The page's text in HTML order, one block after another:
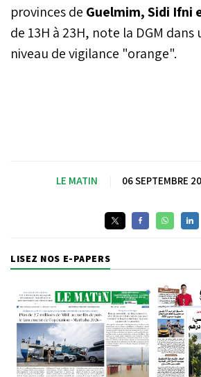
Royaume.
provinces de Guelmim, Sidi Ifni
de 13H à 23H, note la DGM
niveau de vigilance "orange".
LE MATIN 06 SEPTEMBRE
LISEZ NOS E-PAPERS